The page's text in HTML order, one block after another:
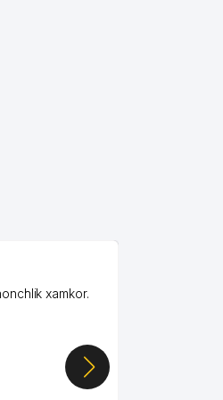
836 м
856 м
xamkor.